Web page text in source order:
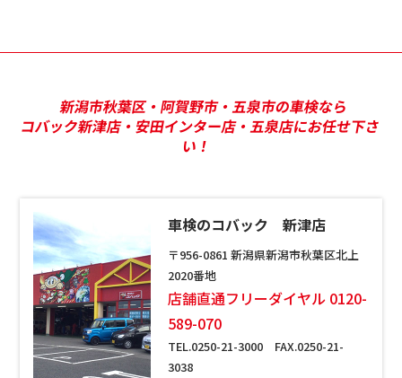
新潟市秋葉区・阿賀野市・五泉市の車検なら
コバック新津店・安田インター店・五泉店にお任せ下さ
い！
車検のコバック 新津店
〒956-0861 新潟県新潟市秋葉区北上
2020番地
店舗直通フリーダイヤル 0120-
589-070
TEL.0250-21-3000 FAX.0250-21-
3038